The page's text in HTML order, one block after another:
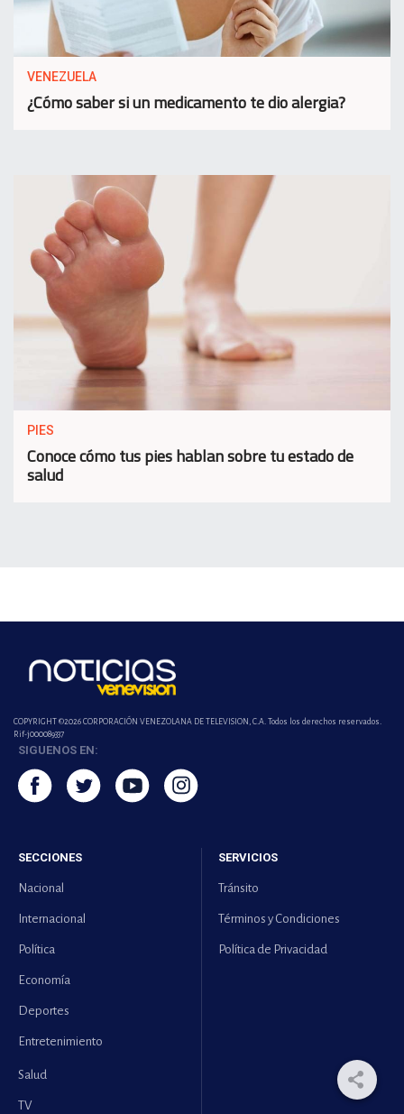
VENEZUELA
¿Cómo saber si un medicamento te dio alergia?
PIES
Conoce cómo tus pies hablan sobre tu estado de
salud
COPYRIGHT ©2026 CORPORACIÓN VENEZOLANA DE TELEVISION, C.A. Todos los derechos reservados.
Rif-j000089337
SIGUENOS EN:
SECCIONES
Nacional
Internacional
Política
Economía
Deportes
Entretenimiento
Salud
TV
SERVICIOS
Tránsito
Términos y Condiciones
Política de Privacidad